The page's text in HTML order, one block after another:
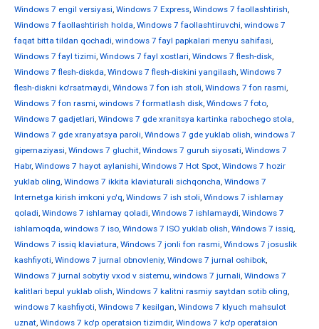
Windows 7 engil versiyasi, Windows 7 Express, Windows 7 faollashtirish,
Windows 7 faollashtirish holda, Windows 7 faollashtiruvchi, windows 7
faqat bitta tildan qochadi, windows 7 fayl papkalari menyu sahifasi,
Windows 7 fayl tizimi, Windows 7 fayl xostlari, Windows 7 flesh-disk,
Windows 7 flesh-diskda, Windows 7 flesh-diskini yangilash, Windows 7
flesh-diskni ko'rsatmaydi, Windows 7 fon ish stoli, Windows 7 fon rasmi,
Windows 7 fon rasmi, windows 7 formatlash disk, Windows 7 foto,
Windows 7 gadjetlari, Windows 7 gde xranitsya kartinka rabochego stola,
Windows 7 gde xranyatsya paroli, Windows 7 gde yuklab olish, windows 7
gipernaziyasi, Windows 7 gluchit, Windows 7 guruh siyosati, Windows 7
Habr, Windows 7 hayot aylanishi, Windows 7 Hot Spot, Windows 7 hozir
yuklab oling, Windows 7 ikkita klaviaturali sichqoncha, Windows 7
Internetga kirish imkoni yo'q, Windows 7 ish stoli, Windows 7 ishlamay
qoladi, Windows 7 ishlamay qoladi, Windows 7 ishlamaydi, Windows 7
ishlamoqda, windows 7 iso, Windows 7 ISO yuklab olish, Windows 7 issiq,
Windows 7 issiq klaviatura, Windows 7 jonli fon rasmi, Windows 7 josuslik
kashfiyoti, Windows 7 jurnal obnovleniy, Windows 7 jurnal oshibok,
Windows 7 jurnal sobytiy vxod v sistemu, windows 7 jurnali, Windows 7
kalitlari bepul yuklab olish, Windows 7 kalitni rasmiy saytdan sotib oling,
windows 7 kashfiyoti, Windows 7 kesilgan, Windows 7 klyuch mahsulot
uznat, Windows 7 ko'p operatsion tizimdir, Windows 7 ko'p operatsion